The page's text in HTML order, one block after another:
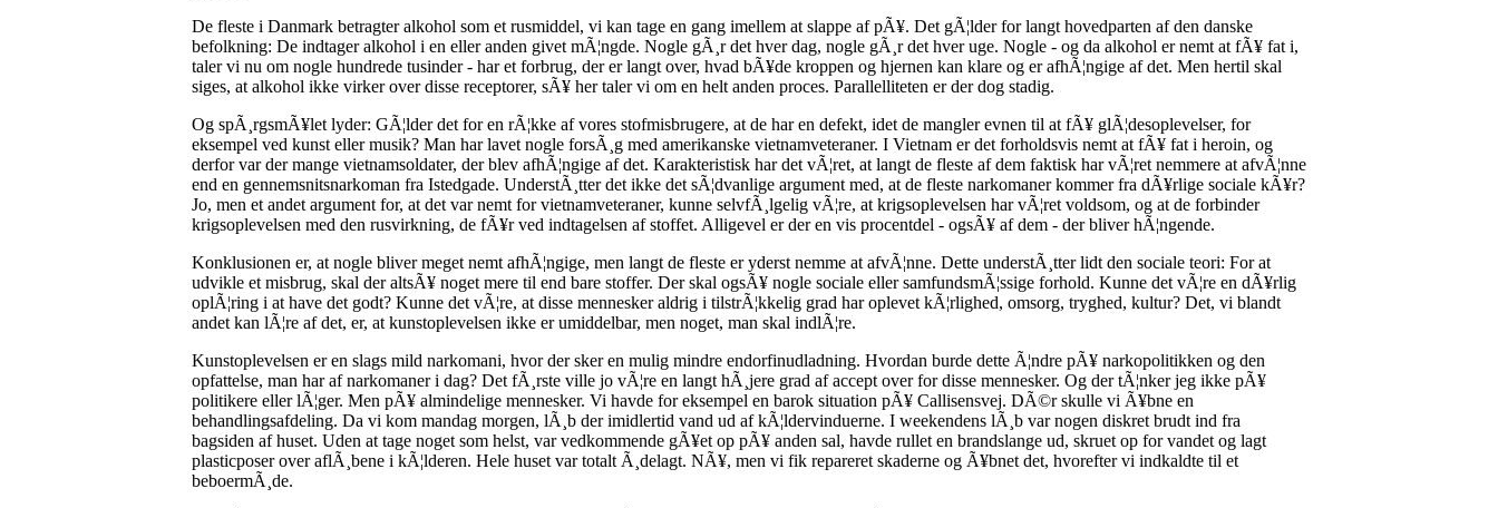
De fleste i Danmark betragter alkohol som et rusmiddel, vi kan tage en gang imellem at slappe af pÃ¥. Det gÃ¦lder for langt hovedparten af den danske
befolkning: De indtager alkohol i en eller anden givet mÃ¦ngde. Nogle gÃ¸r det hver dag, nogle gÃ¸r det hver uge. Nogle - og da alkohol er nemt at fÃ¥ fat i,
taler vi nu om nogle hundrede tusinder - har et forbrug, der er langt over, hvad bÃ¥de kroppen og hjernen kan klare og er afhÃ¦ngige af det. Men hertil skal
siges, at alkohol ikke virker over disse receptorer, sÃ¥ her taler vi om en helt anden proces. Parallelliteten er der dog stadig.
Og spÃ¸rgsmÃ¥let lyder: GÃ¦lder det for en rÃ¦kke af vores stofmisbrugere, at de har en defekt, idet de mangler evnen til at fÃ¥ glÃ¦desoplevelser, for
eksempel ved kunst eller musik? Man har lavet nogle forsÃ¸g med amerikanske vietnamveteraner. I Vietnam er det forholdsvis nemt at fÃ¥ fat i heroin, og
derfor var der mange vietnamsoldater, der blev afhÃ¦ngige af det. Karakteristisk har det vÃ¦ret, at langt de fleste af dem faktisk har vÃ¦ret nemmere at afvÃ¦nne
end en gennemsnitsnarkoman fra Istedgade. UnderstÃ¸tter det ikke det sÃ¦dvanlige argument med, at de fleste narkomaner kommer fra dÃ¥rlige sociale kÃ¥r?
Jo, men et andet argument for, at det var nemt for vietnamveteraner, kunne selvfÃ¸lgelig vÃ¦re, at krigsoplevelsen har vÃ¦ret voldsom, og at de forbinder
krigsoplevelsen med den rusvirkning, de fÃ¥r ved indtagelsen af stoffet. Alligevel er der en vis procentdel - ogsÃ¥ af dem - der bliver hÃ¦ngende.
Konklusionen er, at nogle bliver meget nemt afhÃ¦ngige, men langt de fleste er yderst nemme at afvÃ¦nne. Dette understÃ¸tter lidt den sociale teori: For at
udvikle et misbrug, skal der altsÃ¥ noget mere til end bare stoffer. Der skal ogsÃ¥ nogle sociale eller samfundsmÃ¦ssige forhold. Kunne det vÃ¦re en dÃ¥rlig
oplÃ¦ring i at have det godt? Kunne det vÃ¦re, at disse mennesker aldrig i tilstrÃ¦kkelig grad har oplevet kÃ¦rlighed, omsorg, tryghed, kultur? Det, vi blandt
andet kan lÃ¦re af det, er, at kunstoplevelsen ikke er umiddelbar, men noget, man skal indlÃ¦re.
Kunstoplevelsen er en slags mild narkomani, hvor der sker en mulig mindre endorfinudladning. Hvordan burde dette Ã¦ndre pÃ¥ narkopolitikken og den
opfattelse, man har af narkomaner i dag? Det fÃ¸rste ville jo vÃ¦re en langt hÃ¸jere grad af accept over for disse mennesker. Og der tÃ¦nker jeg ikke pÃ¥
politikere eller lÃ¦ger. Men pÃ¥ almindelige mennesker. Vi havde for eksempel en barok situation pÃ¥ Callisensvej. DÃ©r skulle vi Ã¥bne en
behandlingsafdeling. Da vi kom mandag morgen, lÃ¸b der imidlertid vand ud af kÃ¦ldervinduerne. I weekendens lÃ¸b var nogen diskret brudt ind fra
bagsiden af huset. Uden at tage noget som helst, var vedkommende gÃ¥et op pÃ¥ anden sal, havde rullet en brandslange ud, skruet op for vandet og lagt
plasticposer over aflÃ¸bene i kÃ¦lderen. Hele huset var totalt Ã¸delagt. NÃ¥, men vi fik repareret skaderne og Ã¥bnet det, hvorefter vi indkaldte til et
beboermÃ¸de.